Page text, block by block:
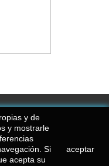
y de
y mostrarle
Si
acepta su
aceptar